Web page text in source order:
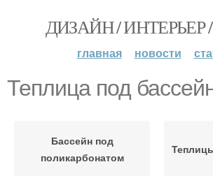
ДИЗАЙН / ИНТЕРЬЕР
главная новости
Теплица под
Бассейн под
поликарбонатом